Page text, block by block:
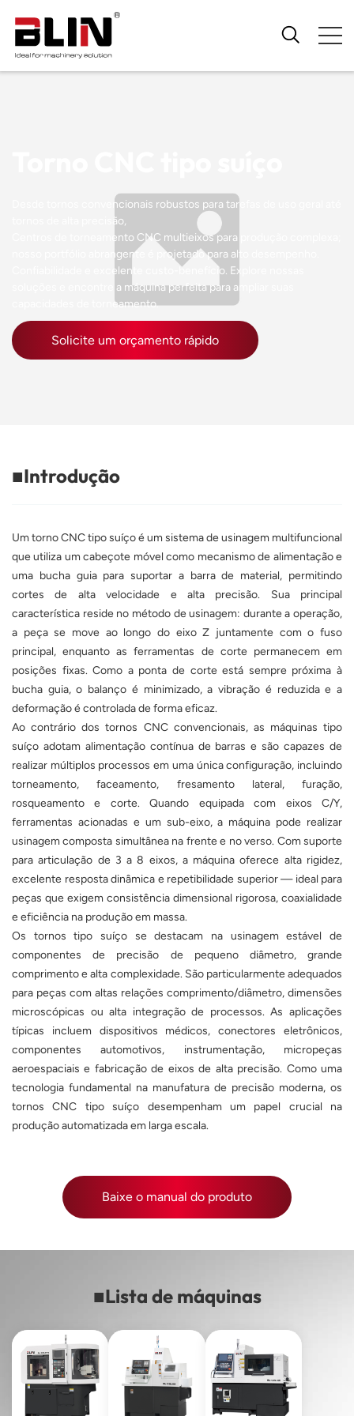
Desde tornos convencionais robustos para tarefas de uso geral até
tornos de alta precisão,
Centros de torneamento CNC multieixos para produção complexa;
nosso portfólio abrangente é projetado para alto desempenho.
Confiabilidade e excelente custo-benefício. Explore nossas
soluções e encontre a máquina perfeita para ampliar suas
capacidades de torneamento.
Solicite um orçamento rápido
■Introdução
Um torno CNC tipo suíço é um sistema de usinagem multifuncional
que utiliza um cabeçote móvel como mecanismo de alimentação e
uma bucha guia para suportar a barra de material, permitindo
cortes de alta velocidade e alta precisão. Sua principal
característica reside no método de usinagem: durante a operação,
a peça se move ao longo do eixo Z juntamente com o fuso
principal, enquanto as ferramentas de corte permanecem em
posições fixas. Como a ponta de corte está sempre próxima à
bucha guia, o balanço é minimizado, a vibração é reduzida e a
deformação é controlada de forma eficaz.
Ao contrário dos tornos CNC convencionais, as máquinas tipo
suíço adotam alimentação contínua de barras e são capazes de
realizar múltiplos processos em uma única configuração, incluindo
torneamento, faceamento, fresamento lateral, furação,
rosqueamento e corte. Quando equipada com eixos C/Y,
ferramentas acionadas e um sub-eixo, a máquina pode realizar
usinagem composta simultânea na frente e no verso. Com suporte
para articulação de 3 a 8 eixos, a máquina oferece alta rigidez,
excelente resposta dinâmica e repetibilidade superior — ideal para
peças que exigem consistência dimensional rigorosa, coaxialidade
e eficiência na produção em massa.
Os tornos tipo suíço se destacam na usinagem estável de
componentes de precisão de pequeno diâmetro, grande
comprimento e alta complexidade. São particularmente adequados
para peças com altas relações comprimento/diâmetro, dimensões
microscópicas ou alta integração de processos. As aplicações
típicas incluem dispositivos médicos, conectores eletrônicos,
componentes automotivos, instrumentação, micropeças
aeroespaciais e fabricação de eixos de alta precisão. Como uma
tecnologia fundamental na manufatura de precisão moderna, os
tornos CNC tipo suíço desempenham um papel crucial na
produção automatizada em larga escala.
Baixe o manual do produto
■Lista de máquinas